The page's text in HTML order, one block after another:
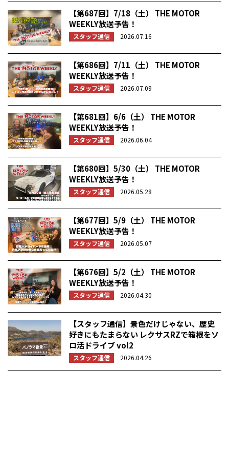
【第687回】7/18（土） THE MOTOR
WEEKLY放送予告！
スタッフ通信 2026.07.16
【第686回】7/11（土） THE MOTOR
WEEKLY放送予告！
スタッフ通信 2026.07.09
【第681回】6/6（土） THE MOTOR
WEEKLY放送予告！
スタッフ通信 2026.06.04
【第680回】5/30（土） THE MOTOR
WEEKLY放送予告！
スタッフ通信 2026.05.28
【第677回】5/9（土） THE MOTOR
WEEKLY放送予告！
スタッフ通信 2026.05.07
【第676回】5/2（土） THE MOTOR
WEEKLY放送予告！
スタッフ通信 2026.04.30
【スタッフ通信】景色だけじゃない、歴史
好きにもたまらない レクサスRZで箱根をソ
ロ活ドライブ vol2
スタッフ通信 2026.04.26